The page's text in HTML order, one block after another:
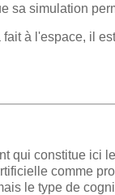
sa simulation
à l'espace, il
qui constitue ici
comme
le type de